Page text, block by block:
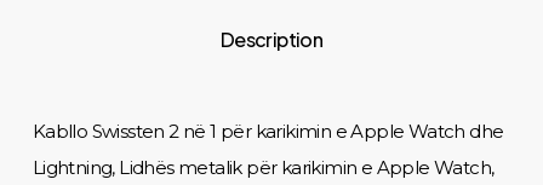
Description
Kabllo Swissten 2 në 1 për karikimin e Apple Watch dhe
Lightning, Lidhës metalik për karikimin e Apple Watch,